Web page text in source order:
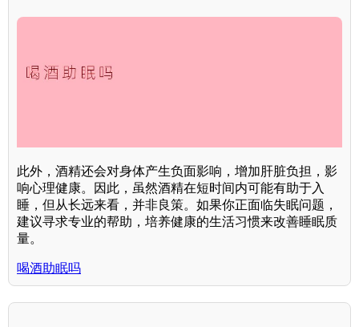
此外，酒精还会对身体产生负面影响，增加肝脏负担，影
响心理健康。因此，虽然酒精在短时间内可能有助于入
睡，但从长远来看，并非良策。如果你正面临失眠问题，
建议寻求专业的帮助，培养健康的生活习惯来改善睡眠质
量。
喝酒助眠吗